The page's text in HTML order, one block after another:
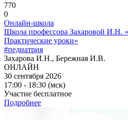
770
0
Онлайн-школа
Школа профессора Захаровой И.Н.
Практические уроки»
#педиатрия
Захарова И.Н., Бережная И.В.
ОНЛАЙН
30 сентября 2026
17:00 - 18:30 (мск)
Участие бесплатное
Подробнее